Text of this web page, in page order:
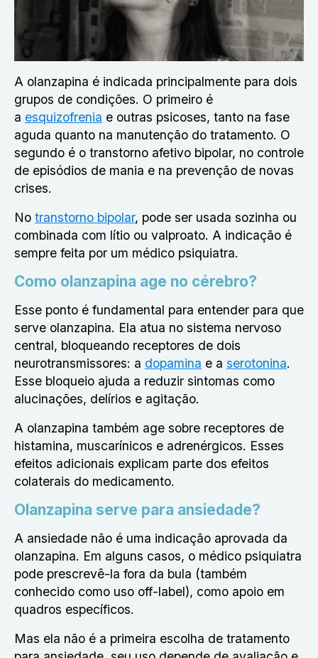
A olanzapina é indicada principalmente para dois
grupos de condições. O primeiro é
a esquizofrenia e outras psicoses, tanto na fase
aguda quanto na manutenção do tratamento. O
segundo é o transtorno afetivo bipolar, no controle
de episódios de mania e na prevenção de novas
crises.
No transtorno bipolar, pode ser usada sozinha ou
combinada com lítio ou valproato. A indicação é
sempre feita por um médico psiquiatra.
Como olanzapina age no cérebro?
Esse ponto é fundamental para entender para que
serve olanzapina. Ela atua no sistema nervoso
central, bloqueando receptores de dois
neurotransmissores: a dopamina e a serotonina.
Esse bloqueio ajuda a reduzir sintomas como
alucinações, delírios e agitação.
A olanzapina também age sobre receptores de
histamina, muscarínicos e adrenérgicos. Esses
efeitos adicionais explicam parte dos efeitos
colaterais do medicamento.
Olanzapina serve para ansiedade?
A ansiedade não é uma indicação aprovada da
olanzapina. Em alguns casos, o médico psiquiatra
pode prescrevê-la fora da bula (também
conhecido como uso off-label), como apoio em
quadros específicos.
Mas ela não é a primeira escolha de tratamento